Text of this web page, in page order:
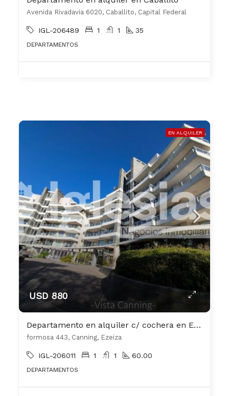
Avenida Rivadavia 6020, Caballito, Capital Federal
IGL-206489 1 1 35
DEPARTAMENTOS
EN ALQUILER
USD 880
Departamento en alquiler c/ cochera en Ezeiza
formosa 443, Canning, Ezeiza
IGL-206011 1 1 60.00
DEPARTAMENTOS